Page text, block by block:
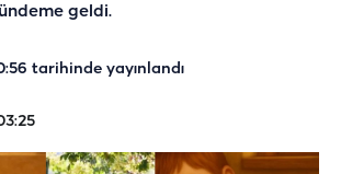
geldi.
tarihinde yayınlandı